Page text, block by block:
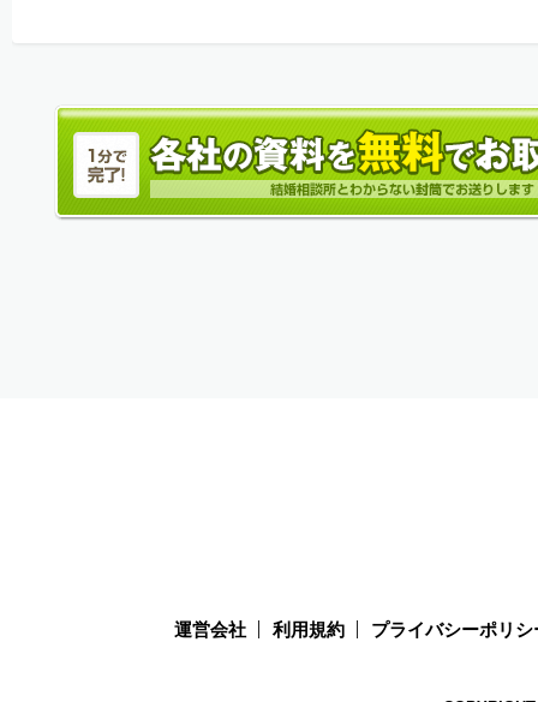
運営会社 利用規約 プライバシーポリシ